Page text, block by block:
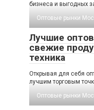
бизнеса и выгодных
Оптовые рынки
Лучшие
свежие
техника
Открывая для себя
лучшим торговым
Оптовые рынки